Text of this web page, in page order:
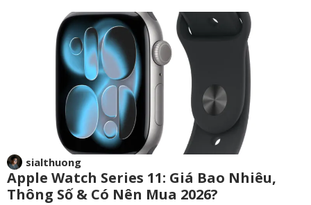
sialthuong
Apple Watch Series 11: Giá Bao Nhiêu,
Thông Số & Có Nên Mua 2026?